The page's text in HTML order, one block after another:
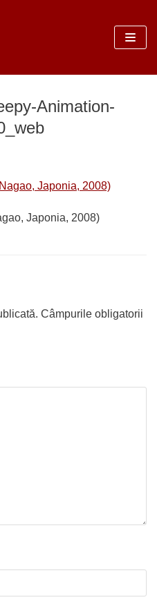
Animation-
Japonia, 2008)
Câmpurile obligatorii